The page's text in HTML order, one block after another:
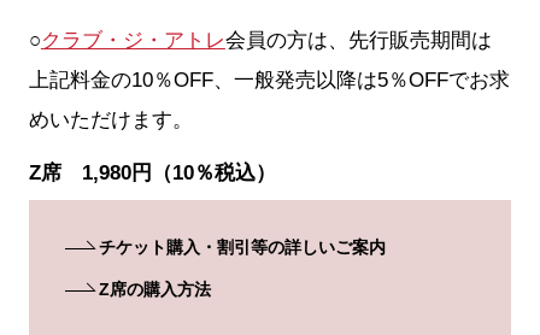
○クラブ・ジ・アトレ会員の方は、先行販売期間は
上記料金の10％OFF、一般発売以降は5％OFFでお求
めいただけます。
Z席 1,980円（10％税込）
チケット購入・割引等の詳しいご案内
Z席の購入方法